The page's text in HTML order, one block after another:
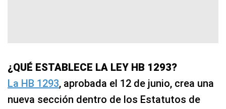
¿QUÉ ESTABLECE LA LEY HB 1293?
La HB 1293, aprobada el 12 de junio, crea una
nueva sección dentro de los Estatutos de